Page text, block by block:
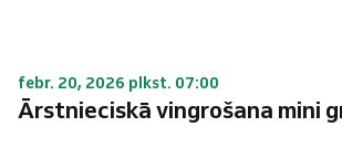
febr. 20, 2026 plkst. 07:00
Ārstnieciskā vingrošana mini